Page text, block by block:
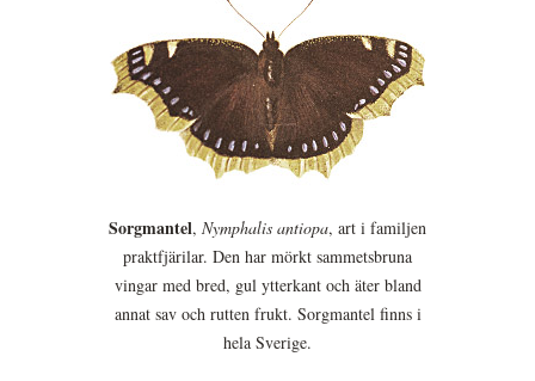
Sorgmantel, Nymphalis antiopa, art i familjen
praktfjärilar. Den har mörkt sammetsbruna
vingar med bred, gul ytterkant och äter bland
annat sav och rutten frukt. Sorgmantel finns i
hela Sverige.